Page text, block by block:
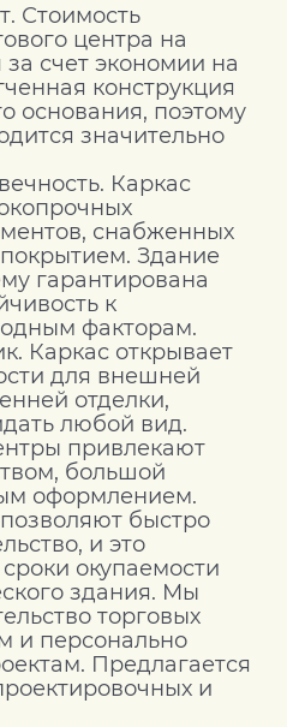
Стоимость
центра на
счет экономии на
конструкция
основания, поэтому
значительно
Каркас
снабженных
Здание
гарантирована
к
факторам.
Каркас открывает
для внешней
отделки,
любой вид.
привлекают
большой
оформлением.
быстро
и это
окупаемости
здания. Мы
торговых
и персонально
Предлагается
и